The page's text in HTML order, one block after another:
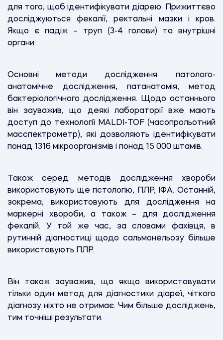
для того, щоб ідентифікувати діарею. Прижиттєво
досліджуються фекалії, ректальні мазки і кров.
Якщо є падіж – труп (3-4 голови) та внутрішні
органи.
Основні методи дослідження: патолого-
анатомічне дослідження, патанатомія, метод
бактеріологічного дослідження. Щодо останнього
він зауважив, що деякі лабораторії вже мають
доступ до технології MALDI-TOF (часопрольотний
масспектрометр), які дозволяють ідентифікувати
понад 1316 мікроорганізмів і понад 15 000 штамів.
Також серед методів дослідження хвороби
використовують ще гістологію, ПЛР, ІФА. Останній,
зокрема, використовують для дослідження на
маркерні хвороби, а також – для дослідження
фекалій. У той же час, за словами фахівця, в
рутинній діагностиці щодо сальмонельозу більше
використовують ПЛР.
Він також зауважив, що якщо використовувати
тільки один метод для діагностики діареї, чіткого
діагнозу ніхто не отримає. Чим більше досліджень,
тим точніші результати.